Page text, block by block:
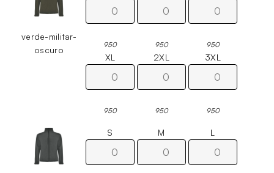
verde-militar-
oscuro
950 950 950
XL
950
2XL
950
3XL
950
S M L